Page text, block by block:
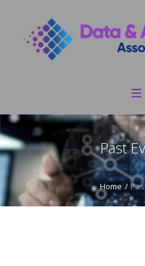
Past
Home /